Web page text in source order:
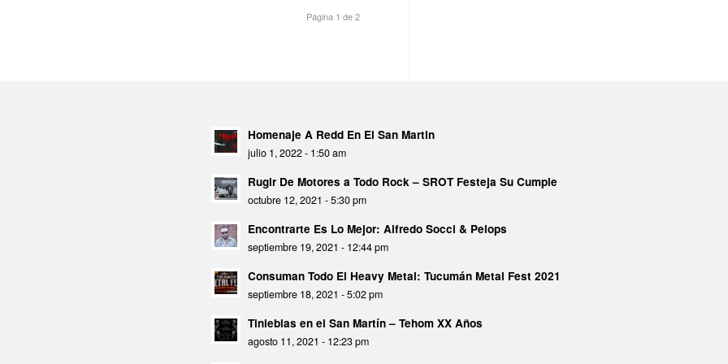
Página 1 de 2
Homenaje A Redd En El San Martin
julio 1, 2022 - 1:50 am
Rugir De Motores a Todo Rock – SROT Festeja Su Cumple
octubre 12, 2021 - 5:30 pm
Encontrarte Es Lo Mejor: Alfredo Socci & Pelops
septiembre 19, 2021 - 12:44 pm
Consuman Todo El Heavy Metal: Tucumán Metal Fest 2021
septiembre 18, 2021 - 5:02 pm
Tinieblas en el San Martín – Tehom XX Años
agosto 11, 2021 - 12:23 pm